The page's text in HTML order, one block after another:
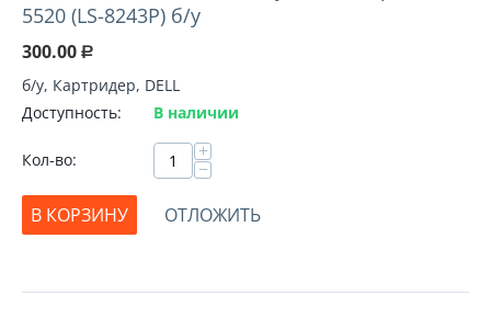
5520 (LS-8243P) б/у
300.00 Р
б/у, Картридер, DELL
Доступность:
В наличии
Кол-во: +
−
В КОРЗИНУ
ОТЛОЖИТЬ